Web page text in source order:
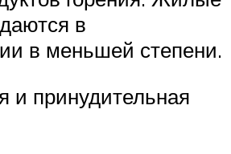
в
в меньшей степени.
и принудительная